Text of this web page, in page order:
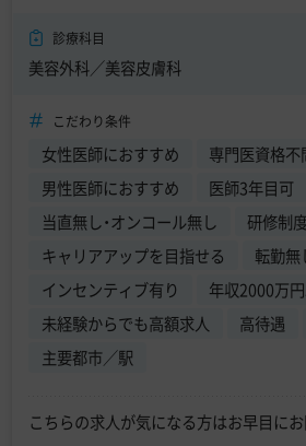
診療科目
美容外科／美容皮膚科
こだわり条件
女性医師におすすめ 専門医資格不
男性医師におすすめ
医師3年目可
当直無し・オンコール無し
研修制
キャリアアップを目指せる
転勤無
インセンティブ有り
年収2000万
未経験からでも高額求人
高待遇
主要都市／駅
こちらの求人が気になる方はお早目にお